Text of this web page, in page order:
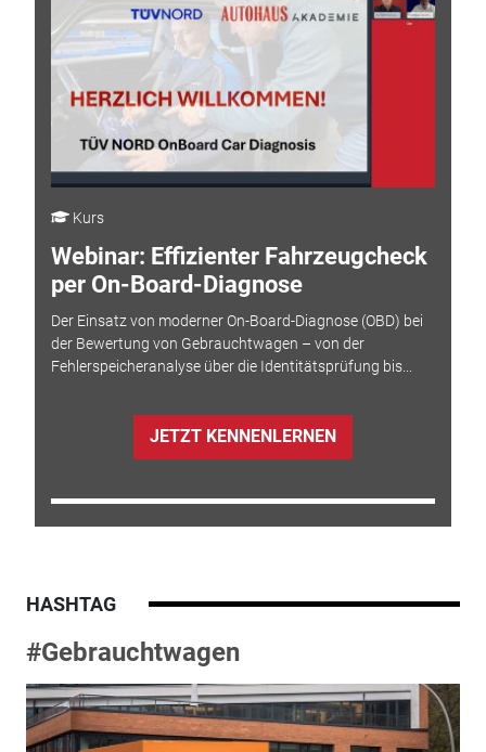
Kurs
Webinar: Effizienter Fahrzeugcheck
per On-Board-Diagnose
Der Einsatz von moderner On-Board-Diagnose (OBD) bei
der Bewertung von Gebrauchtwagen – von der
Fehlerspeicheranalyse über die Identitätsprüfung bis...
JETZT KENNENLERNEN
HASHTAG
#Gebrauchtwagen